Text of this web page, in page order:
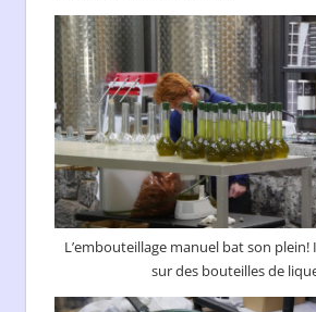
L’embouteillage manuel bat son plein!
sur des bouteilles de